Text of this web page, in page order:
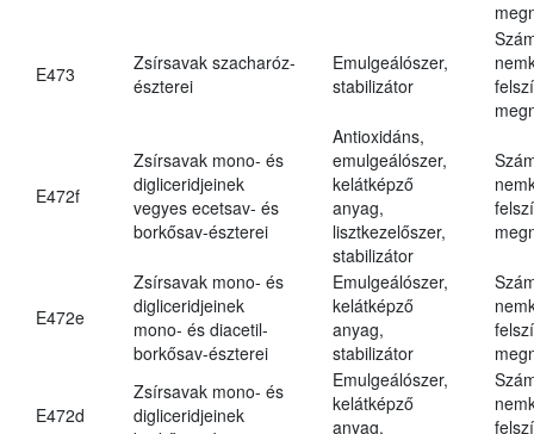
E473
Zsírsavak szacharóz-
észterei
Emulgeálószer,
stabilizátor
E472f
Zsírsavak mono- és
digliceridjeinek
vegyes ecetsav- és
borkősav-észterei
Antioxidáns,
emulgeálószer,
kelátképző
anyag,
lisztkezelőszer,
stabilizátor
E472e
Zsírsavak mono- és
digliceridjeinek
mono- és diacetil-
borkősav-észterei
Emulgeálószer,
kelátképző
anyag,
stabilizátor
E472d
Zsírsavak mono- és
digliceridjeinek
Emulgeálószer,
kelátképző
anyag,